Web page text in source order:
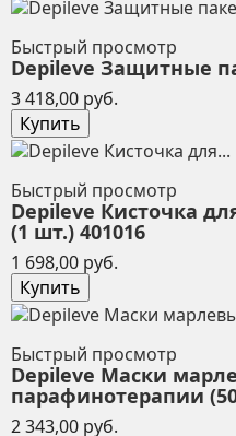
Быстрый просмотр
Depileve Защитные
3 418,00 руб.
Купить
Быстрый просмотр
Depileve Кисточка
(1 шт.) 401016
1 698,00 руб.
Купить
Быстрый просмотр
Depileve Маски
парафинотерапии
2 343,00 руб.